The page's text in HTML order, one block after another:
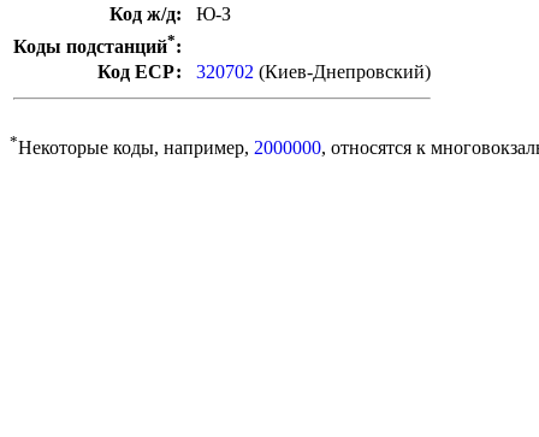
Код ж/д:
Ю-З
Коды подстанций*:
Код ЕСР:
320702 (Киев-Днепровский)
*Некоторые коды, например, 2000000, относятся к